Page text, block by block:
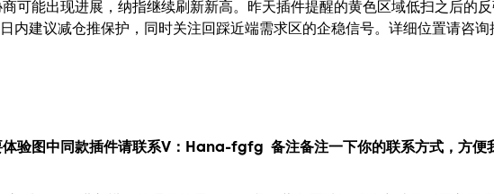
可能出现进展，纳指继续刷新新高。昨天插件提醒的黄色区域低扫之后的
内建议减仓推保护，同时关注回踩近端需求区的企稳信号。详细位置请咨询
体验图中 同款插件请联系V： Hana-fgfg 备注备注一下你的联系方式，方便